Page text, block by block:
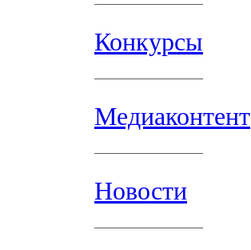
Конкурсы
Медиаконтент
Новости